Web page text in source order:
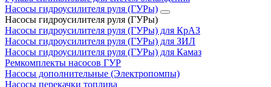
Насосы гидроусилителя руля (ГУРы)
Насосы гидроусилителя руля (ГУРы)
Насосы гидроусилителя руля (ГУРы) для КрАЗ
Насосы гидроусилителя руля (ГУРы) для ЗИЛ
Насосы гидроусилителя руля (ГУРы) для Камаз
Ремкомплекты насосов ГУР
Насосы дополнительные (Электропомпы)
Насосы перекачки топлива